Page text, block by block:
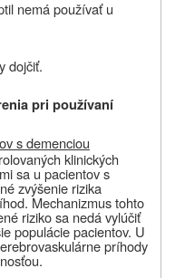
nemá používať u
dojčiť.
pri používaní
s demenciou
klinických
sa u pacientov s
zvýšenie rizika
Mechanizmus tohto
riziko sa nedá vylúčiť
populácie pacientov. U
príhody